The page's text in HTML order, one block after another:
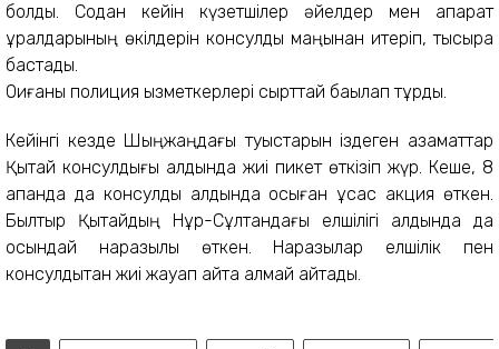
болды. Содан кейін күзетшілер әйелдер мен ақпарат
құралдарының өкілдерін консулдық маңынан итеріп, тықсыра
бастады.
Оқиғаны полиция қызметкерлері сырттай бақылап тұрды.
Кейінгі кезде Шыңжаңдағы туыстарын іздеген азаматтар
Қытай консулдығы алдында жиі пикет өткізіп жүр. Кеше, 8
ақпанда да консулдық алдында осыған ұқсас акция өткен.
Былтыр Қытайдың Нұр-Сұлтандағы елшілігі алдында да
осындай наразылық өткен. Наразылар елшілік пен
консулдықтан жиі жауап айта алмай қайтады.